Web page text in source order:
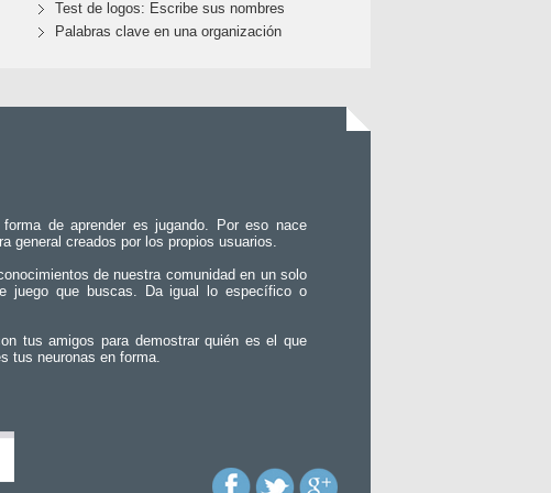
Test de logos: Escribe sus nombres
Palabras clave en una organización
de aprender es jugando. Por eso nace
general creados por los propios usuarios.
de nuestra comunidad en un solo
juego que buscas. Da igual lo específico o
tus amigos para demostrar quién es el que
tus neuronas en forma.